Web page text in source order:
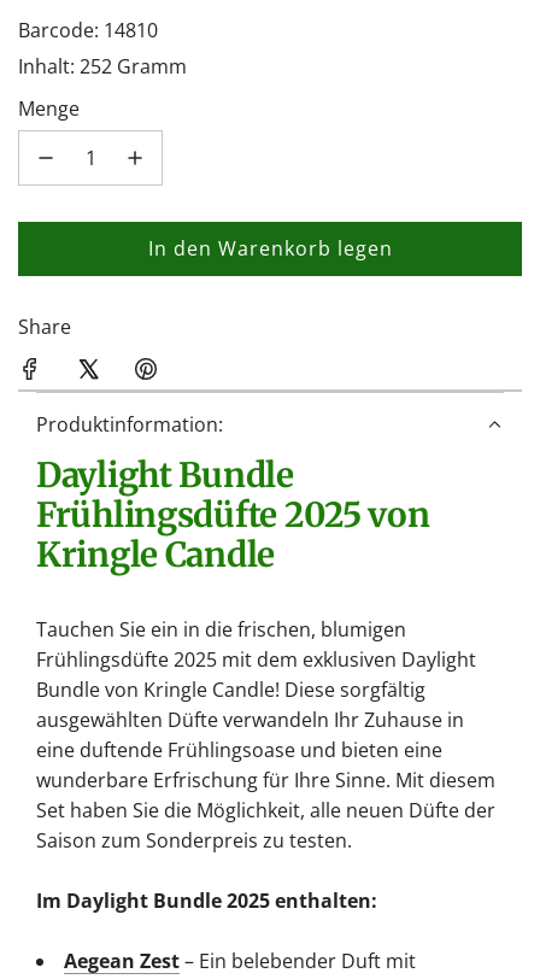
Barcode: 14810
Inhalt: 252 Gramm
Menge
In den Warenkorb legen
L
Share
Produktinformation:
Daylight Bundle
Frühlingsdüfte 2025 von
Kringle Candle
Tauchen Sie ein in die frischen, blumigen
Frühlingsdüfte 2025 mit dem exklusiven Daylight
Bundle von Kringle Candle! Diese sorgfältig
ausgewählten Düfte verwandeln Ihr Zuhause in
eine duftende Frühlingsoase und bieten eine
wunderbare Erfrischung für Ihre Sinne. Mit diesem
Set haben Sie die Möglichkeit, alle neuen Düfte der
Saison zum Sonderpreis zu testen.
Im Daylight Bundle 2025 enthalten:
Aegean Zest– Ein belebender Duft mit